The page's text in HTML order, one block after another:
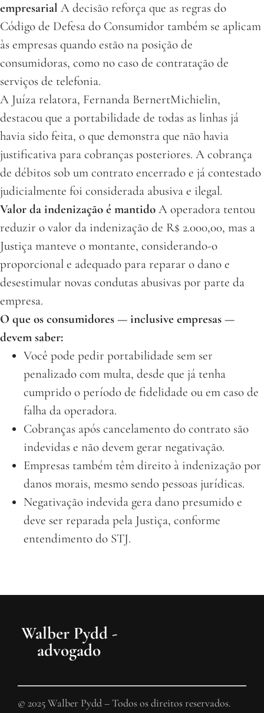
empresarial A decisão reforça que as regras do
Código de Defesa do Consumidor também se aplicam
às empresas quando estão na posição de
consumidoras, como no caso de contratação de
serviços de telefonia.
A Juíza relatora, Fernanda BernertMichielin,
destacou que a portabilidade de todas as linhas já
havia sido feita, o que demonstra que não havia
justificativa para cobranças posteriores. A cobrança
de débitos sob um contrato encerrado e já contestado
judicialmente foi considerada abusiva e ilegal.
Valor da indenização é mantido A operadora tentou
reduzir o valor da indenização de R$ 2.000,00, mas a
Justiça manteve o montante, considerando-o
proporcional e adequado para reparar o dano e
desestimular novas condutas abusivas por parte da
empresa.
O que os consumidores — inclusive empresas —
devem saber:
Você pode pedir portabilidade sem ser
penalizado com multa, desde que já tenha
cumprido o período de fidelidade ou em caso de
falha da operadora.
Cobranças após cancelamento do contrato são
indevidas e não devem gerar negativação.
Empresas também têm direito à indenização por
danos morais, mesmo sendo pessoas jurídicas.
Negativação indevida gera dano presumido e
deve ser reparada pela Justiça, conforme
entendimento do STJ.
Walber Pydd -
advogado
© 2025 Walber Pydd – Todos os direitos reservados.